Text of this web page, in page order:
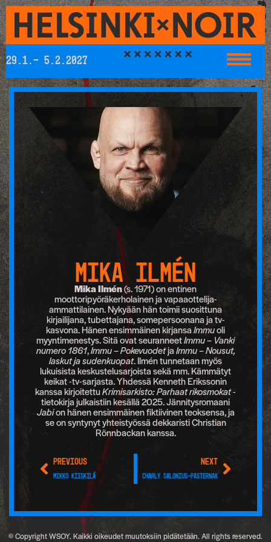
29.1.- 5.2.2027
MIKA ILMÉN
Mika Ilmén(s. 1971) on entinen
moottoripyöräkerholainen ja vapaaottelija-
ammattilainen. Nykyään hän toimii suosittuna
kirjailijana, tubettajana, somepersoonana ja tv-
kasvona. Hänen ensimmäinen kirjansa Immuoli
myyntimenestys. Sitä ovat seuranneetImmu – Vanki
numero 1861,Immu – Pokevuodetja Immu – Nousut,
laskut ja sudenkuopat. Ilmén tunnetaan myös
lukuisista keskustelusarjoista sekä mm. Kämmätyt
keikat -tv-sarjasta. Yhdessä Kenneth Erikssonin
kanssa kirjoitettuKrimisarkisto: Parhaat rikosmokat-
tietokirja julkaistiin kesällä 2025. Jännitysromaani
Jabion hänen ensimmäinen fiktiivinen teoksensa, ja
se on syntynyt yhteistyössä dekkaristi Christian
Rönnbackan kanssa.
PREVIOUS
Mikko Kiiskilä
NEXT
Charly Salonius-Pasternak
© Copyright WSOY. Kaikki oikeudet muutoksiin pidätetään. All rights reserved.